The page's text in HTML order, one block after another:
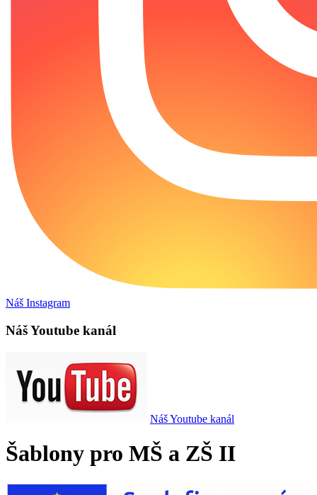
Náš Instagram
Náš Youtube kanál
Náš Youtube kanál
Šablony pro MŠ a ZŠ II